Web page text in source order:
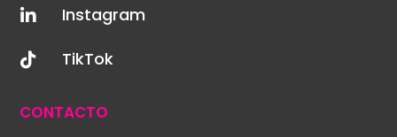
 Instagram
 TikTok
CONTACTO